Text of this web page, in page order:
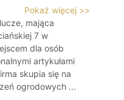
Pokaż więcej >>
mająca
7 w
dla osób
artykułami
skupia się na
ogrodowych ...